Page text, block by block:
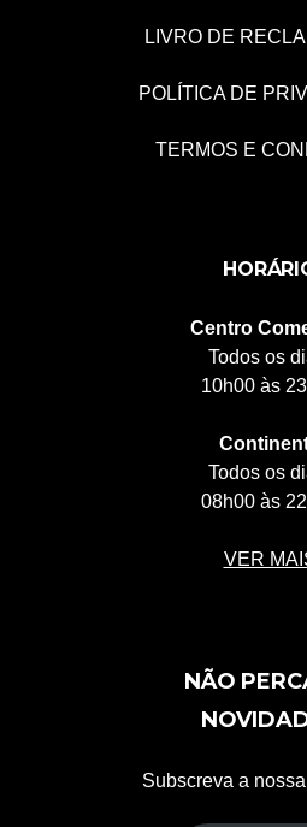
LIVRO DE
POLÍTICA DE
TERMOS E
Centro
Todos os
10h00 às
Todos os
08h00 às
VER
NÃO
Subscreva a